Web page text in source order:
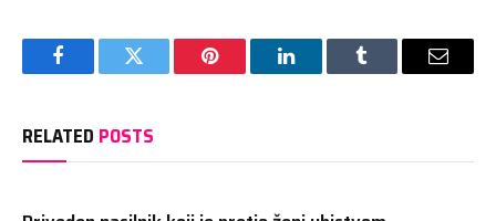
FacebookTwitter Pinterest LinkedInTumblr Email
RELATED POSTS